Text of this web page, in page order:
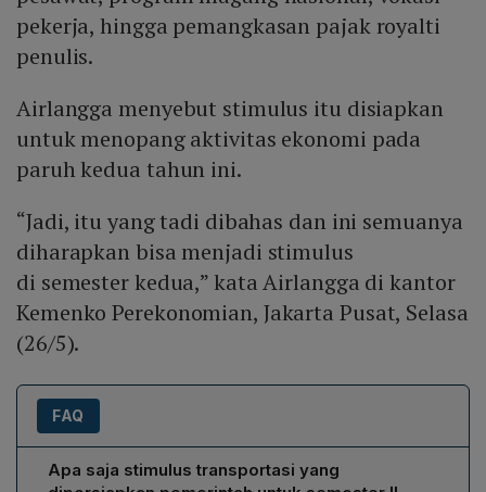
pekerja, hingga pemangkasan pajak royalti
penulis.
Airlangga menyebut stimulus itu disiapkan
untuk menopang aktivitas ekonomi pada
paruh kedua tahun ini.
“Jadi, itu yang tadi dibahas dan ini semuanya
diharapkan bisa menjadi stimulus
di semester kedua,” kata Airlangga di kantor
Kemenko Perekonomian, Jakarta Pusat, Selasa
(26/5).
FAQ
Apa saja stimulus transportasi yang